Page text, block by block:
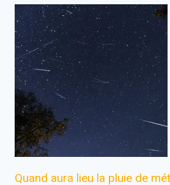
Quand aura lieu la pluie de